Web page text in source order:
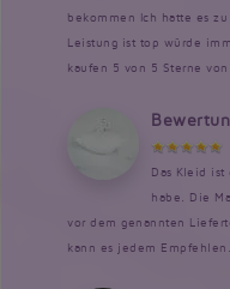
bekommen Ich hatte es
Leistung ist top würde
kaufen 5 von 5 Sterne von
Das Kleid
habe. Die
vor dem genannten
kann es jedem